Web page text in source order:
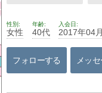
性別
女性
年齢
40代
入会日
2017年04
フォローする メッ